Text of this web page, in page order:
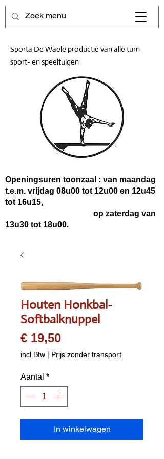
Sporta De Waele productie van alle turn-
sport- en speeltuigen
Openingsuren toonzaal : van maandag
t.e.m. vrijdag 08u00 tot 12u00 en 12u45
tot 16u15,
op zaterdag van
13u30 tot 18u00.
Houten Honkbal-
Softbalknuppel
€ 19,50Prijs
incl.Btw | Prijs zonder transport.
Aantal *
In winkelwagen